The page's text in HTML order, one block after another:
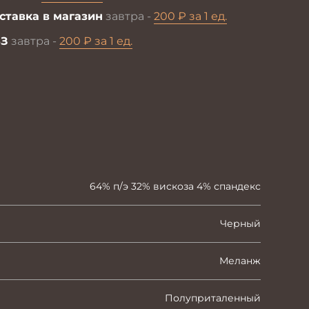
в магазин завтра - 200 ₽ за 1 ед.
завтра - 200 ₽ за 1 ед.
64% п/э 32% вискоза 4% спандекс
Черный
Меланж
Полуприталенный